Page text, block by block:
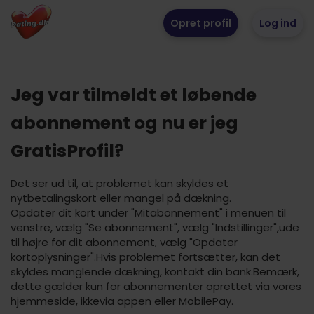
Opret profil Log ind
Jeg var tilmeldt et løbende
abonnement og nu er jeg
GratisProfil?
Det ser ud til, at problemet kan skyldes et
nytbetalingskort eller mangel på dækning.
Opdater dit kort under "Mitabonnement" i menuen til
venstre, vælg "Se abonnement", vælg "Indstillinger",ude
til højre for dit abonnement, vælg "Opdater
kortoplysninger".Hvis problemet fortsætter, kan det
skyldes manglende dækning, kontakt din bank.Bemærk,
dette gælder kun for abonnementer oprettet via vores
hjemmeside, ikkevia appen eller MobilePay.